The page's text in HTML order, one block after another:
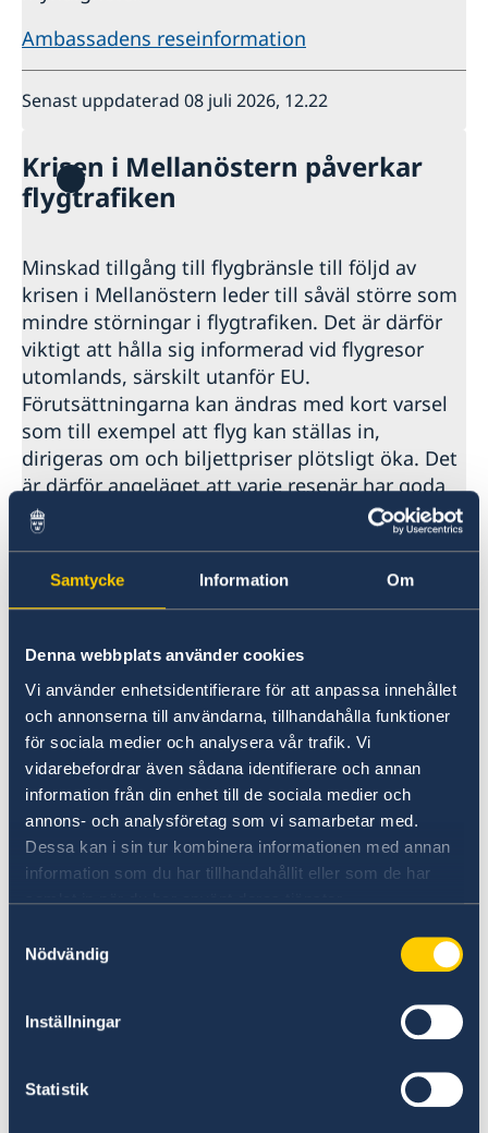
Samtycke Information Om
Denna webbplats använder cookies
Vi använder enhetsidentifierare för att anpassa innehållet
och annonserna till användarna, tillhandahålla funktioner
för sociala medier och analysera vår trafik. Vi
vidarebefordrar även sådana identifierare och annan
information från din enhet till de sociala medier och
annons- och analysföretag som vi samarbetar med.
Dessa kan i sin tur kombinera informationen med annan
information som du har tillhandahållit eller som de har
samlat in när du har använt deras tjänster.
Nödvändig
Inställningar
Statistik
Biltrafik
Ambassadens reseinformation
Senast uppdaterad 08 juli 2026, 12.22
Krisen i Mellanöstern påverkar
flygtrafiken
Minskad tillgång till flygbränsle till följd av
krisen i Mellanöstern leder till såväl större som
mindre störningar i flygtrafiken. Det är därför
viktigt att hålla sig informerad vid flygresor
utomlands, särskilt utanför EU.
Förutsättningarna kan ändras med kort varsel
som till exempel att flyg kan ställas in,
dirigeras om och biljettpriser plötsligt öka. Det
är därför angeläget att varje resenär har goda
marginaler vid flygresor, både vad gäller pengar
och tid, för att kunna hantera dessa
Anmäl din utlandsvistelse
Om du vill att UD eller ambassaden ska kunna
få tag i dig vid en större krissituation i landet
Anmäl dig till svensklistan